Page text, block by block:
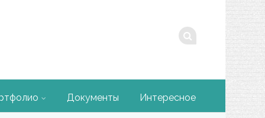
Документы Интересное